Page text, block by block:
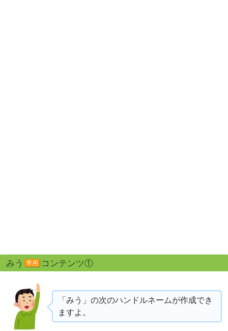
みう 専用 コンテンツ①
「みう」の次のハンドルネームが作成でき
ますよ。